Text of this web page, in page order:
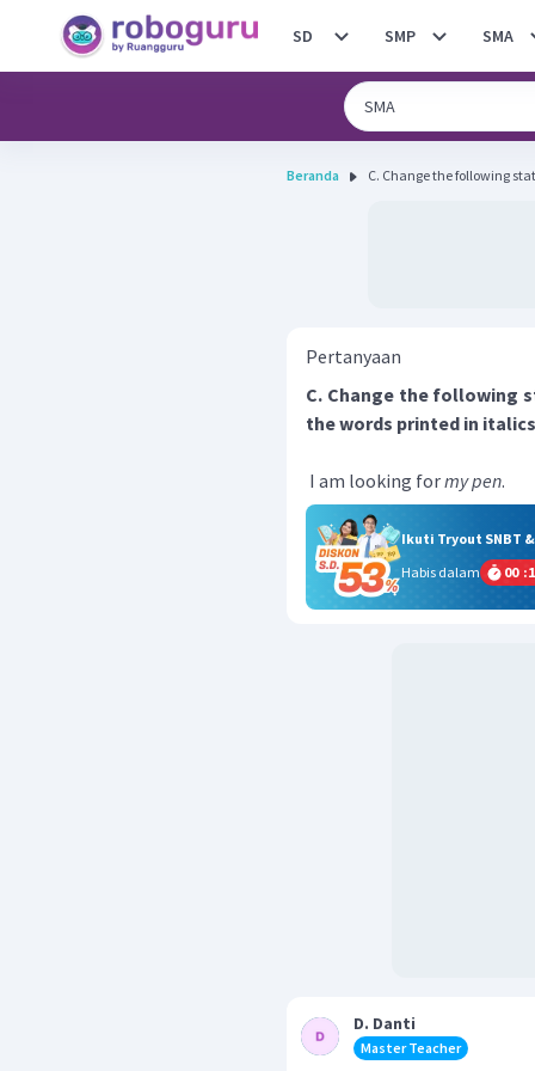
SD SMP SMA
Beranda C. Change the following
Pertanyaan
C. Change the following
the words printed in
I am looking formy pen.
Ikuti Tryout SNBT
Habis dalam
00 :
D. Danti
Master Teacher